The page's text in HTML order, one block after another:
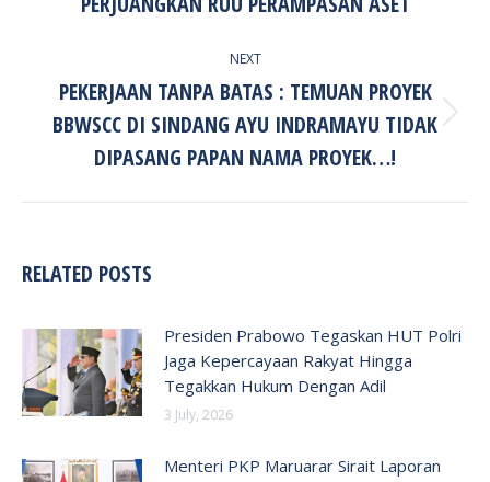
post:
NEXT
Next
post:
PEKERJAAN TANPA BATAS : TEMUAN PROYEK
BBWSCC DI SINDANG AYU INDRAMAYU TIDAK
DIPASANG PAPAN NAMA PROYEK…!
RELATED POSTS
Presiden Prabowo Tegaskan HUT Polri
Jaga Kepercayaan Rakyat Hingga
Tegakkan Hukum Dengan Adil
3 July, 2026
Menteri PKP Maruarar Sirait Laporan